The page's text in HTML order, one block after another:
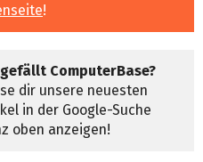
!
ComputerBase?
dir unsere neuesten
in der Google-Suche
oben anzeigen!